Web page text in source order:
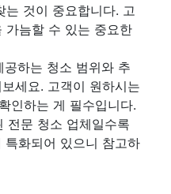
는 것이 중요합니다. 고
가늠할 수 있는 중요한
공하는 청소 범위와 추
세요. 고객이 원하시는
인하는 게 필수입니다.
전문 청소 업체일수록
특화되어 있으니 참고하